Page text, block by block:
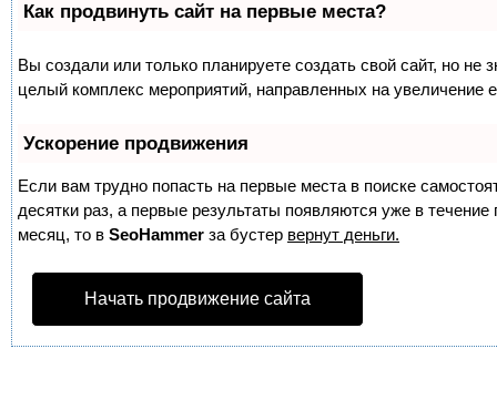
Как продвинуть сайт на первые места?
Вы создали или только планируете создать свой сайт, но не
целый комплекс мероприятий, направленных на увеличение
Ускорение продвижения
Если вам трудно попасть на первые места в поиске
десятки раз, а первые результаты появляются уже в
месяц, то в SeoHammer за бустер вернут деньги.
Начать продвижение сайта